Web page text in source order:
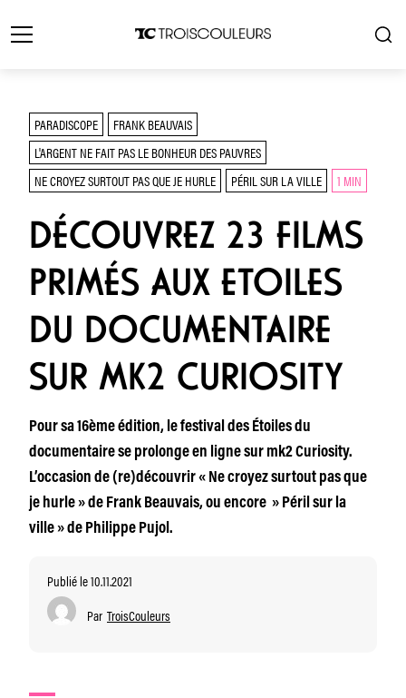
PARADISCOPE
FRANK BEAUVAIS
L'ARGENT NE FAIT PAS LE BONHEUR DES PAUVRES
NE CROYEZ SURTOUT PAS QUE JE HURLE
PÉRIL SUR LA VILLE 1 MIN
DÉCOUVREZ 23 FILMS
PRIMÉS AUX ETOILES
DU DOCUMENTAIRE
SUR MK2 CURIOSITY
Pour sa 16ème édition, le festival des Étoiles du
documentaire se prolonge en ligne sur mk2 Curiosity.
L’occasion de (re)découvrir « Ne croyez surtout pas que
je hurle » de Frank Beauvais, ou encore » Péril sur la
ville » de Philippe Pujol.
Publié le 10.11.2021
Par TroisCouleurs